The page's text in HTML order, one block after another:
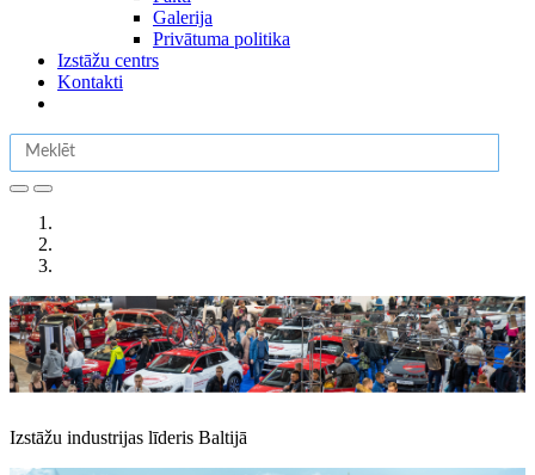
Galerija
Privātuma politika
Izstāžu centrs
Kontakti
Izstāžu industrijas līderis Baltijā